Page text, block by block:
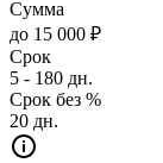
Сумма
до 15 000 ₽
Срок
5 - 180 дн.
Срок без %
20 дн.